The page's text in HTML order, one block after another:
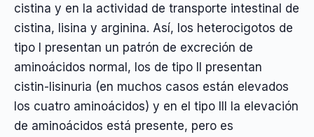
cistina y en la actividad de transporte intestinal de
cistina, lisina y arginina. Así, los heterocigotos de
tipo I presentan un patrón de excreción de
aminoácidos normal, los de tipo II presentan
cistin-lisinuria (en muchos casos están elevados
los cuatro aminoácidos) y en el tipo III la elevación
de aminoácidos está presente, pero es